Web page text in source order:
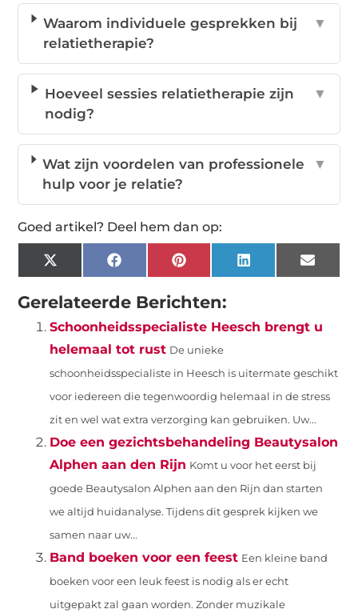
Waarom individuele gesprekken bij
relatietherapie?
▼
Hoeveel sessies relatietherapie zijn
nodig?
▼
Wat zijn voordelen van professionele
hulp voor je relatie?
▼
Goed artikel? Deel hem dan op:
X
(Twitter)
FacebookPinterestLinkedInEmail
Gerelateerde Berichten:
Schoonheidsspecialiste Heesch brengt u
helemaal tot rust De unieke
schoonheidsspecialiste in Heesch is uitermate geschikt
voor iedereen die tegenwoordig helemaal in de stress
zit en wel wat extra verzorging kan gebruiken. Uw...
Doe een gezichtsbehandeling Beautysalon
Alphen aan den Rijn Komt u voor het eerst bij
goede Beautysalon Alphen aan den Rijn dan starten
we altijd huidanalyse. Tijdens dit gesprek kijken we
samen naar uw...
Band boeken voor een feest Een kleine band
boeken voor een leuk feest is nodig als er echt
uitgepakt zal gaan worden. Zonder muzikale